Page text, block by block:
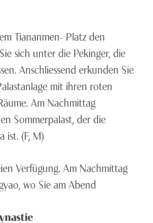
Tiananmen- Platz den
sich unter die Pekinger, die
Anschliessend erkunden Sie
mit ihren roten
Am Nachmittag
Sommerpalast, der die
ist. (F, M)
Verfügung. Am Nachmittag
wo Sie am Abend